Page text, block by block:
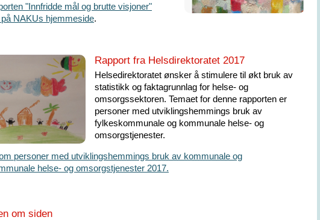
"Innfridde mål og brutte visjoner"
NAKUs hjemmeside.
Rapport fra Helsdirektoratet 2017
Helsedirektoratet ønsker å stimulere til økt bruk av
statistikk og faktagrunnlag for helse- og
omsorgssektoren. Temaet for denne rapporten er
personer med utviklingshemmings bruk av
fylkeskommunale og kommunale helse- og
omsorgstjenester.
personer med utviklingshemmings bruk av kommunale og
helse- og omsorgstjenester 2017.
om siden